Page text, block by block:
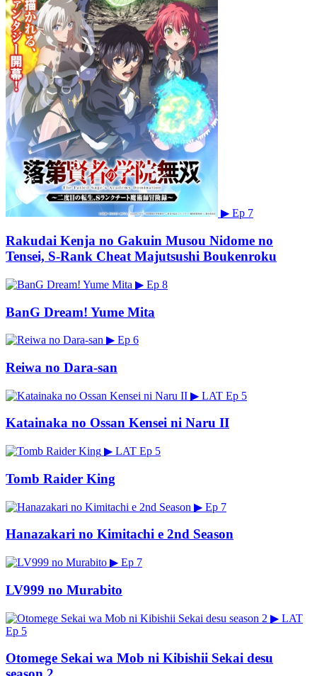
▶ Ep 7
Rakudai Kenja no Gakuin Musou Nidome no
Tensei, S-Rank Cheat Majutsushi Boukenroku
▶ Ep 8
BanG Dream! Yume Mita
▶ Ep 6
Reiwa no Dara-san
▶ LAT Ep 5
Katainaka no Ossan Kensei ni Naru II
▶ LAT Ep 5
Tomb Raider King
▶ Ep 7
Hanazakari no Kimitachi e 2nd Season
▶ Ep 7
LV999 no Murabito
▶ LAT
Ep 5
Otomege Sekai wa Mob ni Kibishii Sekai desu